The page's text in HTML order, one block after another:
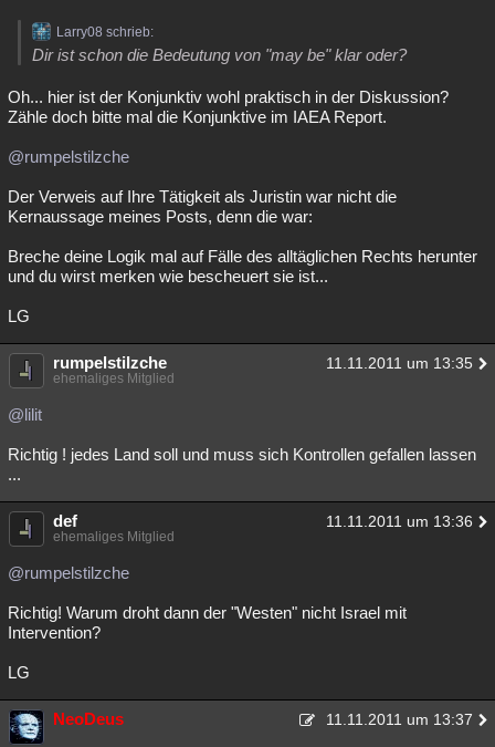
Larry08 schrieb:
Dir ist schon die Bedeutung von "may be" klar oder?
Oh... hier ist der Konjunktiv wohl praktisch in der Diskussion?
Zähle doch bitte mal die Konjunktive im IAEA Report.
@rumpelstilzche
Der Verweis auf Ihre Tätigkeit als Juristin war nicht die
Kernaussage meines Posts, denn die war:
Breche deine Logik mal auf Fälle des alltäglichen Rechts herunter
und du wirst merken wie bescheuert sie ist...
LG
rumpelstilzche 11.11.2011 um 13:35
ehemaliges Mitglied
@lilit
Richtig ! jedes Land soll und muss sich Kontrollen gefallen lassen
...
def 11.11.2011 um 13:36
ehemaliges Mitglied
@rumpelstilzche
Richtig! Warum droht dann der "Westen" nicht Israel mit
Intervention?
LG
NeoDeus 11.11.2011 um 13:37